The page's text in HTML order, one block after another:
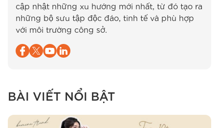
cập nhật những xu hướng mới nhất, từ đó tạo ra
những bộ sưu tập độc đáo, tinh tế và phù hợp
với môi trường công sở.
BÀI VIẾT NỔI BẬT